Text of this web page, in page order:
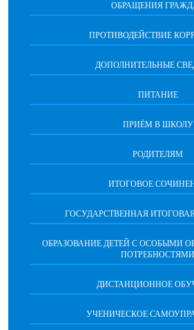
ОБРАЩЕНИЯ
ПРОТИВОДЕЙСТВИЕ
ДОПОЛНИТЕЛЬНЫЕ
ПИТАНИЕ
ПРИЁМ В ШКОЛУ
РОДИТЕЛЯМ
ИТОГОВОЕ
ГОСУДАРСТВЕННАЯ
ОБРАЗОВАНИЕ ДЕТЕЙ С ОСОБЫМИ
ПОТРЕБНОСТЯМИ
ДИСТАНЦИОННОЕ
УЧЕНИЧЕСКОЕ